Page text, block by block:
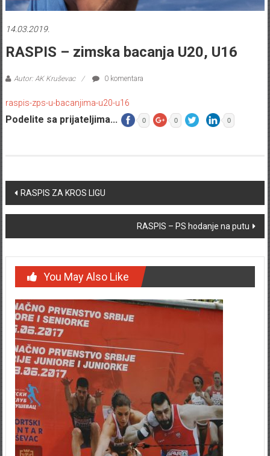
14.03.2019.
RASPIS – zimska bacanja U20, U16
Autor: AK Kruševac 0 komentara
raspis-zps-u-bacanjima-u20-u16
Podelite sa prijateljima... 0 0 0
Post navigation
RASPIS ZA KROS LIGU
RASPIS – PS hodanje na putu
You May Also Like